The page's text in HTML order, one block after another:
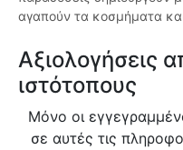
αγαπούν τα κοσμήματα
Αξιολογήσεις
ιστότοπους
Μόνο οι
σε αυτές τις